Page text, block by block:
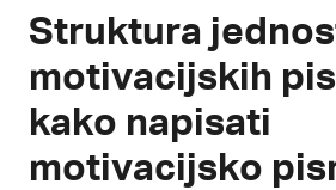
Struktura
motivacijskih
kako napisati
motivacijsko